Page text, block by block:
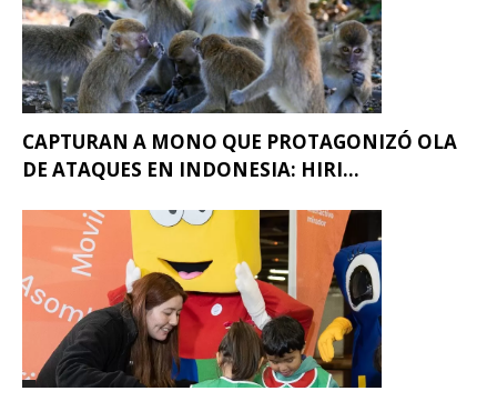
CAPTURAN A MONO QUE PROTAGONIZÓ OLA
DE ATAQUES EN INDONESIA: HIRI...